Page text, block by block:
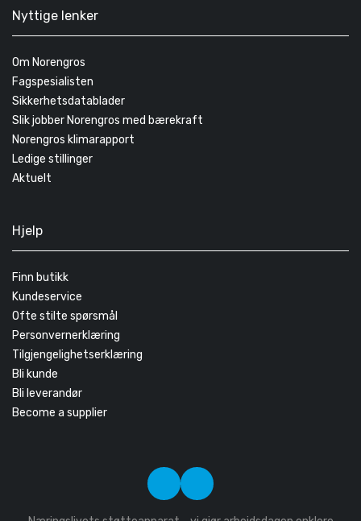
Nyttige lenker
Om Norengros
Fagspesialisten
Sikkerhetsdatablader
Slik jobber Norengros med bærekraft
Norengros klimarapport
Ledige stillinger
Aktuelt
Hjelp
Finn butikk
Kundeservice
Ofte stilte spørsmål
Personvernerklæring
Tilgjengelighetserklæring
Bli kunde
Bli leverandør
Become a supplier